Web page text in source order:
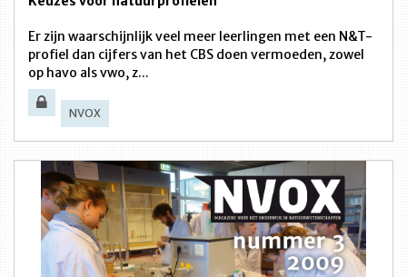
Er zijn waarschijnlijk veel meer leerlingen met een N&T-
profiel dan cijfers van het CBS doen vermoeden, zowel
op havo als vwo, z...
NVOX